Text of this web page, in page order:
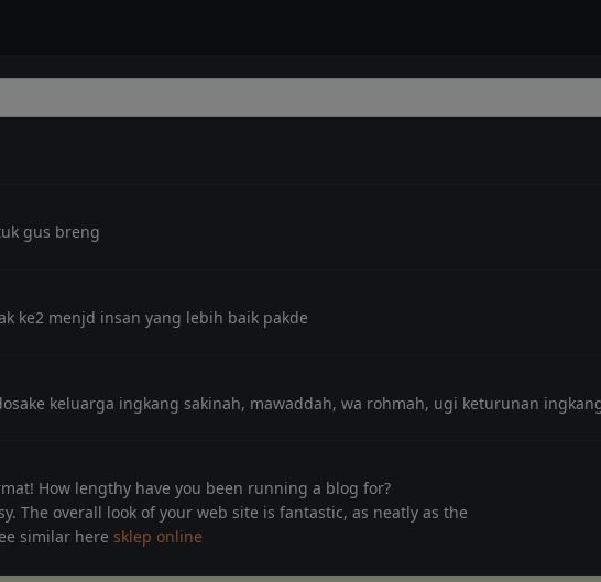
gus breng
ke2 menjd insan yang lebih baik pakde
keluarga ingkang sakinah, mawaddah, wa rohmah, ugi keturunan
How lengthy have you been running a blog for?
The overall look of your web site is fantastic, as neatly as the
similar here sklep online